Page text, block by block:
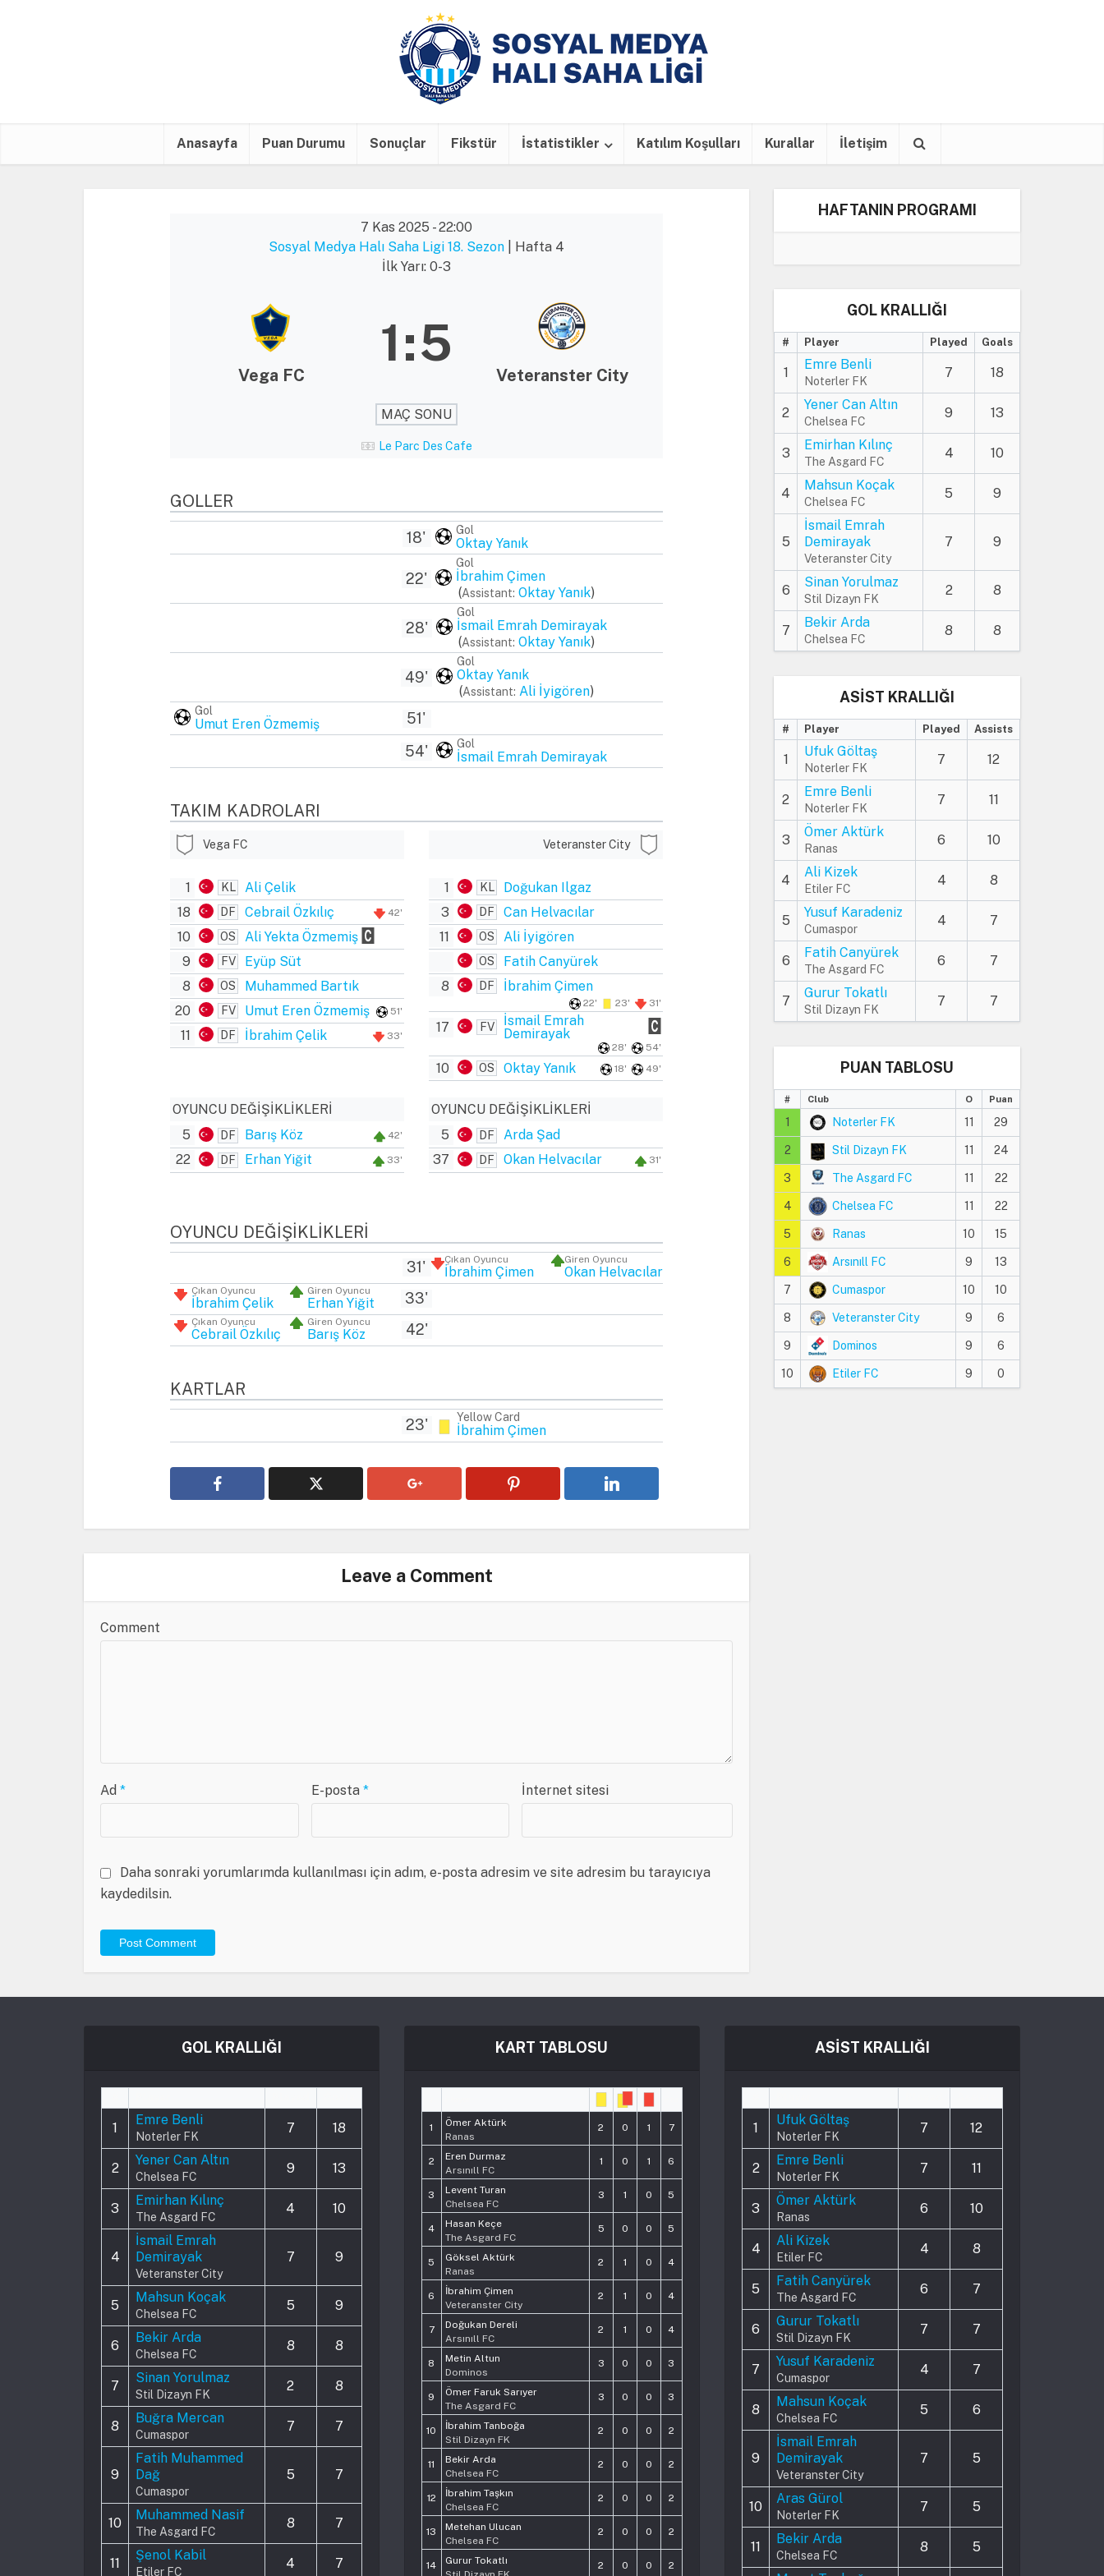
Anasayfa Puan Durumu Sonuçlar Fikstür İstatistikler Katılım Koşulları Kurallar İletişim
7 Kas 2025 -22:00
Sosyal Medya Halı Saha Ligi 18. Sezon
| Hafta 4
İlk Yarı: 0-3
Vega FC
1:5
Veteranster City
MAÇ SONU
Le Parc Des Cafe
GOLLER
18' Gol
Oktay Yanık
22'
Gol
İbrahim Çimen
(Assistant: Oktay Yanık)
28'
Gol
İsmail Emrah Demirayak
(Assistant: Oktay Yanık)
49'
Gol
Oktay Yanık
(Assistant: Ali İyigören)
Gol
Umut Eren Özmemiş
51'
54'
Gol
İsmail Emrah Demirayak
TAKIM KADROLARI
Vega FC
1 KL
Ali Çelik
18
DF Cebrail Özkılıç 42'
10 OS
Ali Yekta Özmemiş
9
FV
Eyüp Süt
8
OS
Muhammed Bartık
20
FV Umut Eren Özmemiş 51'
11 DF İbrahim Çelik 33'
OYUNCU DEĞIŞIKLIKLERI
5
DF Barış Köz 42'
22 DF Erhan Yiğit 33'
Veteranster City
1 KL
Doğukan Ilgaz
3
DF
Can Helvacılar
11
OS Ali İyigören
OS
Fatih Canyürek
8
DF İbrahim Çimen
22' 23' 31'
17 FV
İsmail Emrah
Demirayak
28' 54'
10 OS Oktay Yanık 18' 49'
OYUNCU DEĞIŞIKLIKLERI
5
DF
Arda Şad
37
DF Okan Helvacılar 31'
OYUNCU DEĞIŞIKLIKLERI
31' Çıkan Oyuncu
İbrahim Çimen
Giren Oyuncu
Okan Helvacılar
Çıkan Oyuncu
İbrahim Çelik
Giren Oyuncu
Erhan Yiğit 33'
Çıkan Oyuncu
Cebrail Özkılıç
Giren Oyuncu
Barış Köz 42'
KARTLAR
23' Yellow Card
İbrahim Çimen
Leave a Comment
Comment
Ad * E-posta * İnternet sitesi
Daha sonraki yorumlarımda kullanılması için adım, e-posta adresim ve site adresim bu tarayıcıya
kaydedilsin.
HAFTANIN PROGRAMI
GOL KRALLIĞI
# Player Played Goals
1
Emre Benli
Noterler FK
7 18
2
Yener Can Altın
Chelsea FC
9 13
3
Emirhan Kılınç
The Asgard FC
4 10
4
Mahsun Koçak
Chelsea FC
5 9
5
İsmail Emrah
Demirayak
Veteranster City
7 9
6
Sinan Yorulmaz
Stil Dizayn FK
2 8
7
Bekir Arda
Chelsea FC
8 8
ASİST KRALLIĞI
# Player Played Assists
1
Ufuk Göltaş
Noterler FK
7 12
2
Emre Benli
Noterler FK
7 11
3
Ömer Aktürk
Ranas
6 10
4
Ali Kizek
Etiler FC
4 8
5
Yusuf Karadeniz
Cumaspor
4 7
6
Fatih Canyürek
The Asgard FC
6 7
7
Gurur Tokatlı
Stil Dizayn FK
7 7
PUAN TABLOSU
# Club O Puan
1 Noterler FK 11 29
2 Stil Dizayn FK 11 24
3 The Asgard FC 11 22
4 Chelsea FC 11 22
5 Ranas 10 15
6 Arsınıll FC 9 13
7 Cumaspor 10 10
8 Veteranster City 9 6
9 Dominos 9 6
10 Etiler FC 9 0
GOL KRALLIĞI
1
Emre Benli
Noterler FK
7 18
2
Yener Can Altın
Chelsea FC
9 13
3
Emirhan Kılınç
The Asgard FC
4 10
4
İsmail Emrah
Demirayak
Veteranster City
7 9
5
Mahsun Koçak
Chelsea FC
5 9
6
Bekir Arda
Chelsea FC
8 8
7
Sinan Yorulmaz
Stil Dizayn FK
2 8
8
Buğra Mercan
Cumaspor
7 7
9
Fatih Muhammed
Dağ
Cumaspor
5 7
10
Muhammed Nasif
The Asgard FC
8 7
11
Şenol Kabil
Etiler FC
4 7
KART TABLOSU
1
Ömer Aktürk
Ranas
2 0 1 7
2
Eren Durmaz
Arsınıll FC
1 0 1 6
3
Levent Turan
Chelsea FC
3 1 0 5
4
Hasan Keçe
The Asgard FC
5 0 0 5
5
Göksel Aktürk
Ranas
2 1 0 4
6
İbrahim Çimen
Veteranster City
2 1 0 4
7
Doğukan Dereli
Arsınıll FC
2 1 0 4
8
Metin Altun
Dominos
3 0 0 3
9
Ömer Faruk Sarıyer
The Asgard FC
3 0 0 3
10
İbrahim Tanboğa
Stil Dizayn FK
2 0 0 2
11
Bekir Arda
Chelsea FC
2 0 0 2
12
İbrahim Taşkın
Chelsea FC
2 0 0 2
13
Metehan Ulucan
Chelsea FC
2 0 0 2
14
Gurur Tokatlı
2 0 0 2
ASİST KRALLIĞI
1
Ufuk Göltaş
Noterler FK
7 12
2
Emre Benli
Noterler FK
7 11
3
Ömer Aktürk
Ranas
6 10
4
Ali Kizek
Etiler FC
4 8
5
Fatih Canyürek
The Asgard FC
6 7
6
Gurur Tokatlı
Stil Dizayn FK
7 7
7
Yusuf Karadeniz
Cumaspor
4 7
8
Mahsun Koçak
Chelsea FC
5 6
9
İsmail Emrah
Demirayak
Veteranster City
7 5
10
Aras Gürol
Noterler FK
7 5
11
Bekir Arda
Chelsea FC
8 5